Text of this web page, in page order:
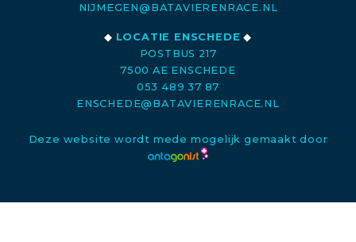
NIJMEGEN@BATAVIERENRACE.NL
◆ LOCATIE ENSCHEDE ◆
POSTBUS 217
7500 AE ENSCHEDE
053 489 37 87
ENSCHEDE@BATAVIERENRACE.NL
Deze website wordt mede mogelijk gemaakt door